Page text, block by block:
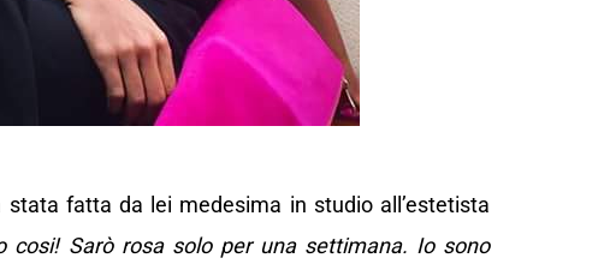
fatta da lei medesima in studio all’estetista
cosi! Sarò rosa solo per una settimana. Io sono